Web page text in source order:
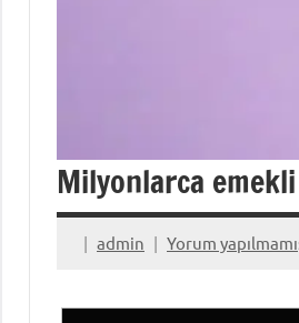
Milyonlarca
admin Yorum